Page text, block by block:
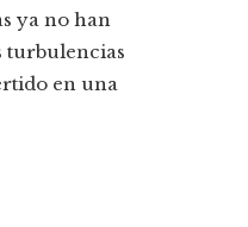
ya no han
turbulencias
en una